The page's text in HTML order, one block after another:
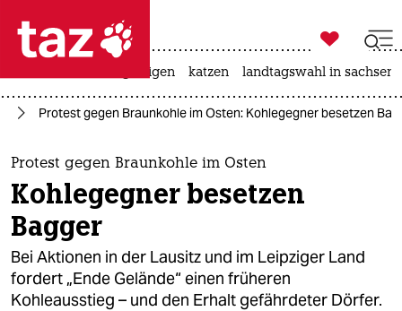
 taz zahl ich
taz zahl ich
themen
politik
öko
gesellschaft

taz zahl ich
bergsteigen katzen landtagswahl in
Protest gegen Braunkohle im Osten: Kohlegegner besetzen
Protest gegen Braunkohle im Osten
Kohlegegner besetzen
Bagger
Bei Aktionen in der Lausitz und im Leipziger Land
fordert „Ende Gelände“ einen früheren
Kohleausstieg – und den Erhalt gefährdeter Dörfer.